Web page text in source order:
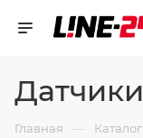
Датчики
Главная — Каталог